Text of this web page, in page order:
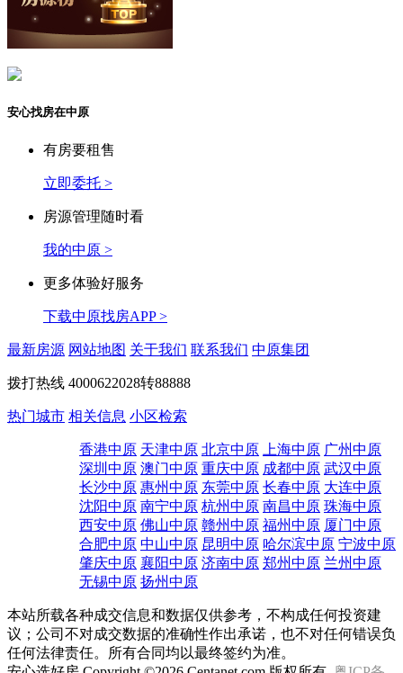
安心找房在中原
有房要租售
立即委托 >
房源管理随时看
我的中原 >
更多体验好服务
下载中原找房APP >
最新房源 网站地图 关于我们 联系我们 中原集团
拨打热线 4000622028转88888
热门城市 相关信息 小区检索
香港中原 天津中原 北京中原 上海中原 广州中原
深圳中原 澳门中原 重庆中原 成都中原 武汉中原
长沙中原 惠州中原 东莞中原 长春中原 大连中原
沈阳中原 南宁中原 杭州中原 南昌中原 珠海中原
西安中原 佛山中原 赣州中原 福州中原 厦门中原
合肥中原 中山中原 昆明中原 哈尔滨中原 宁波中原
肇庆中原 襄阳中原 济南中原 郑州中原 兰州中原
无锡中原 扬州中原
本站所载各种成交信息和数据仅供参考，不构成任何投资建
议；公司不对成交数据的准确性作出承诺，也不对任何错误负
任何法律责任。所有合同均以最终签约为准。